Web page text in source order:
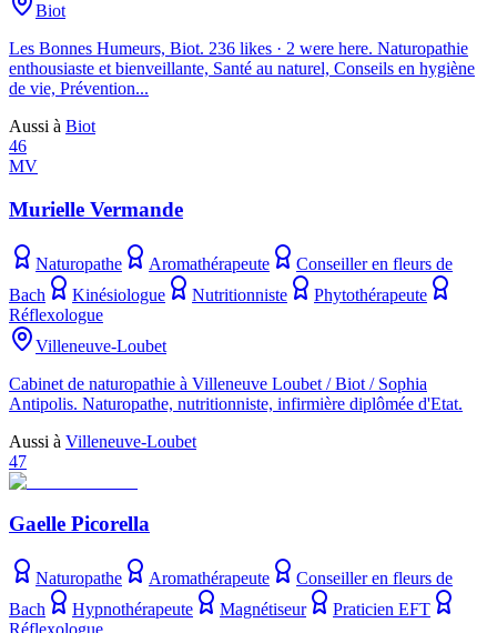
Biot
Les Bonnes Humeurs, Biot. 236 likes · 2 were here. Naturopathie
enthousiaste et bienveillante, Santé au naturel, Conseils en hygiène
de vie, Prévention...
Aussi à Biot
46
MV
Murielle Vermande
Naturopathe Aromathérapeute
Conseiller en fleurs de
Bach
Kinésiologue Nutritionniste
Phytothérapeute
Réflexologue
Villeneuve-Loubet
Cabinet de naturopathie à Villeneuve Loubet / Biot / Sophia
Antipolis. Naturopathe, nutritionniste, infirmière diplômée d'Etat.
Aussi à Villeneuve-Loubet
47
Gaelle Picorella
Naturopathe Aromathérapeute
Conseiller en fleurs de
Bach
Hypnothérapeute Magnétiseur
Praticien EFT
Réflexologue